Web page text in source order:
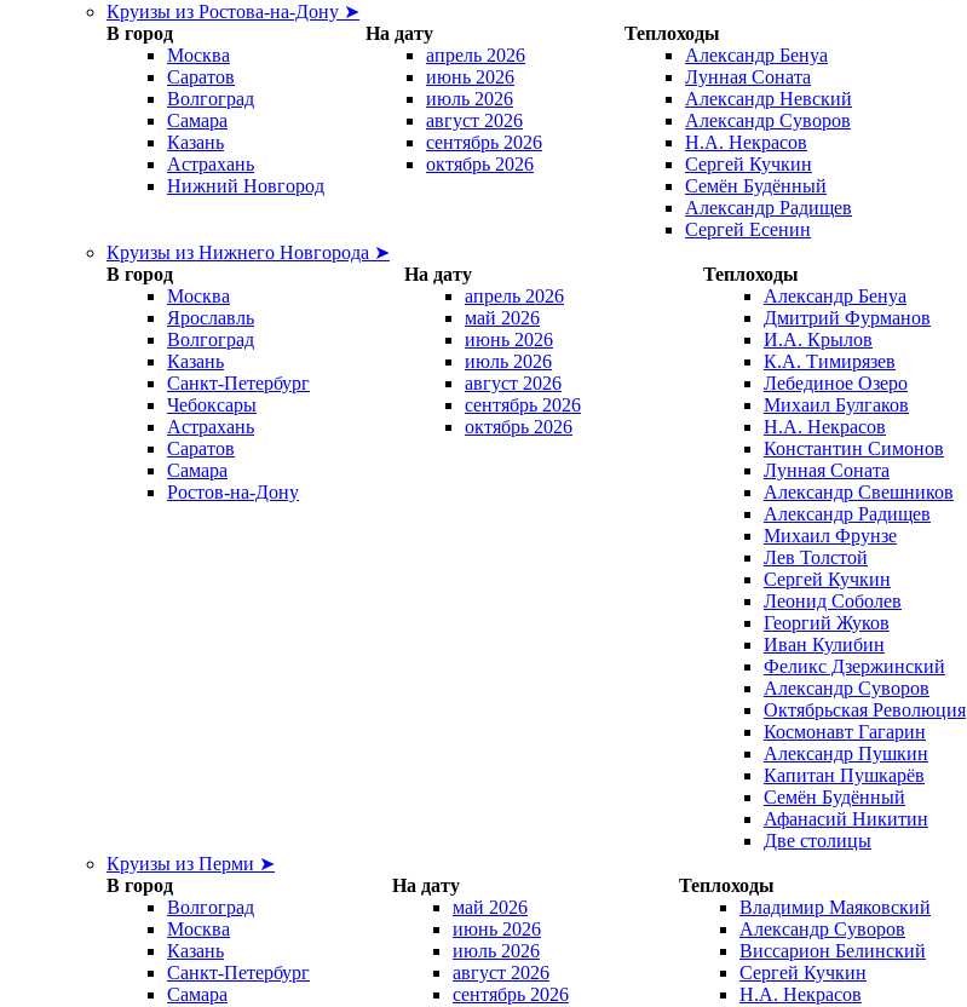
Круизы из Ростова-на-Дону ➤
В город
На дату
Теплоходы
Москва
Саратов
Волгоград
Самара
Казань
Астрахань
Нижний Новгород
апрель 2026
июнь 2026
июль 2026
август 2026
сентябрь 2026
октябрь 2026
Александр Бенуа
Лунная Соната
Александр Невский
Александр Суворов
Н.А. Некрасов
Сергей Кучкин
Семён Будённый
Александр Радищев
Сергей Есенин
Круизы из Нижнего Новгорода ➤
В город
На дату
Теплоходы
Москва
Ярославль
Волгоград
Казань
Санкт-Петербург
Чебоксары
Астрахань
Саратов
Самара
Ростов-на-Дону
апрель 2026
май 2026
июнь 2026
июль 2026
август 2026
сентябрь 2026
октябрь 2026
Александр Бенуа
Дмитрий Фурманов
И.А. Крылов
К.А. Тимирязев
Лебединое Озеро
Михаил Булгаков
Н.А. Некрасов
Константин Симонов
Лунная Соната
Александр Свешников
Александр Радищев
Михаил Фрунзе
Лев Толстой
Сергей Кучкин
Леонид Соболев
Георгий Жуков
Иван Кулибин
Феликс Дзержинский
Александр Суворов
Октябрьская Революция
Космонавт Гагарин
Александр Пушкин
Капитан Пушкарёв
Семён Будённый
Афанасий Никитин
Две столицы
Круизы из Перми ➤
В город
На дату
Теплоходы
Волгоград
Москва
Казань
Санкт-Петербург
Самара
май 2026
июнь 2026
июль 2026
август 2026
сентябрь 2026
Владимир Маяковский
Александр Суворов
Виссарион Белинский
Сергей Кучкин
Н.А. Некрасов